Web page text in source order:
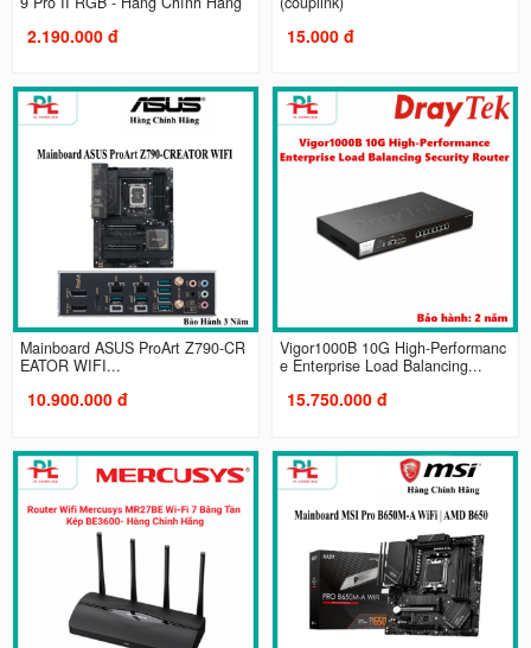
2.190.000 đ 15.000 đ
Mainboard ASUS ProArt Z790-CR
EATOR WIFI...
10.900.000 đ
Vigor1000B 10G High-Performanc
e Enterprise Load Balancing...
15.750.000 đ